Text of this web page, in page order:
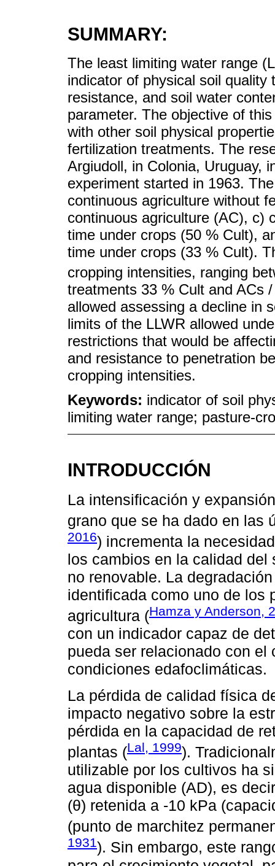
SUMMARY:
The least limiting water range
indicator of physical soil
resistance, and soil water
parameter. The objective of
with other soil physical
fertilization treatments. The
Argiudoll, in Colonia, Uruguay,
experiment started in 1963.
continuous agriculture without
continuous agriculture (AC), c)
time under crops (50 % Cult),
time under crops (33 % Cult).
cropping intensities, ranging
treatments 33 % Cult and ACs
allowed assessing a decline in
limits of the LLWR allowed
restrictions that would be
and resistance to penetration
cropping intensities.
Keywords: indicator of soil
limiting water range; pasture-
INTRODUCCIÓN
La intensificación y
grano que se ha dado en las
2016) incrementa la
los cambios en la calidad
no renovable. La
identificada como uno de los
agricultura (Hamza y Anderson,
con un indicador capaz de
pueda ser relacionado con
condiciones edafoclimáticas.
La pérdida de calidad física
impacto negativo sobre la
pérdida en la capacidad de
plantas (Lal, 1999).
utilizable por los cultivos ha
agua disponible (AD), es
(θ) retenida a -10 kPa
(punto de marchitez
1931). Sin embargo, este